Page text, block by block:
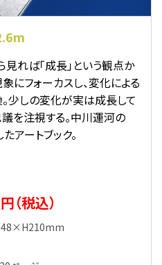
れば「成長」という観点か
にフォーカスし、変化による
少しの変化が実は成長して
を注視する。中川運河の
ートブック。
（税込）